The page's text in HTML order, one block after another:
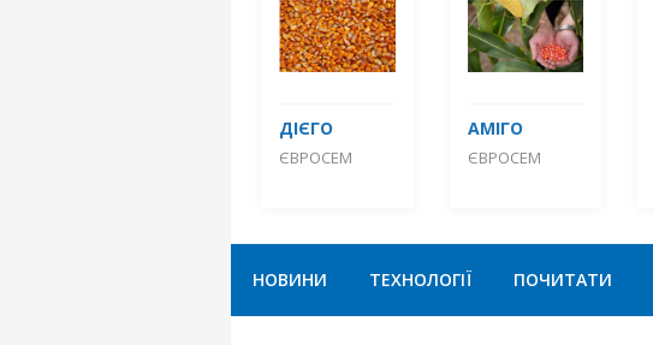
ДІЄГО
ЄВРОСЕМ
АМІГО
ЄВРОСЕМ
НОВИНИ ТЕХНОЛОГІЇ ПОЧИТАТИ